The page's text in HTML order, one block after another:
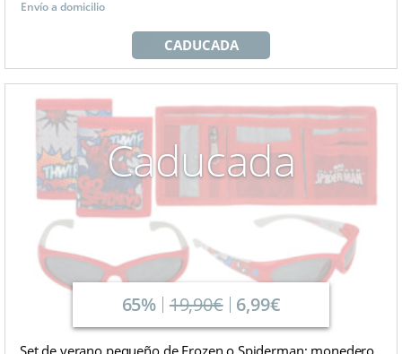
Envío a domicilio
CADUCADA
Caducada
65% 19,90€ 6,99€